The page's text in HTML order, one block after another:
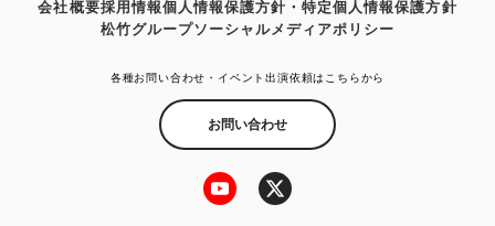
会社概要採用情報個人情報保護方針・特定個人情報保護方針
松竹グループソーシャルメディアポリシー
各種お問い合わせ・イベント出演依頼はこちらから
お問い合わせ